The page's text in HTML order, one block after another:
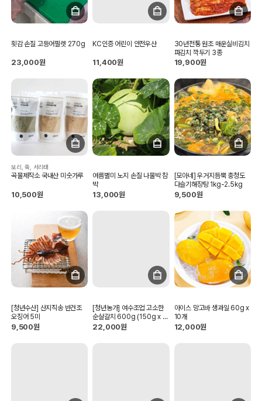
횟감 손질 고등어필렛 270g
23,000원
KC인증 어린이 안전우산
11,400원
30년전통 원조 매운실비김치
파김치 깍두기 3종
19,900원
보리, 쑥, 서리태
곡물제작소 국내산 미숫가루
10,500원
여름별미 노지 손질 나물박 참
박
13,000원
[모아네] 우거지듬뿍 충청도
다슬기해장탕 1kg-2.5kg
9,500원
[청년수산] 산지직송 반건조
오징어 5미
9,500원
[청년농가] 여수조업 고소한
순살갈치 600g (150g x 4
팩)
22,000원
아이스 망고바 생과일 60g x
10개
12,000원